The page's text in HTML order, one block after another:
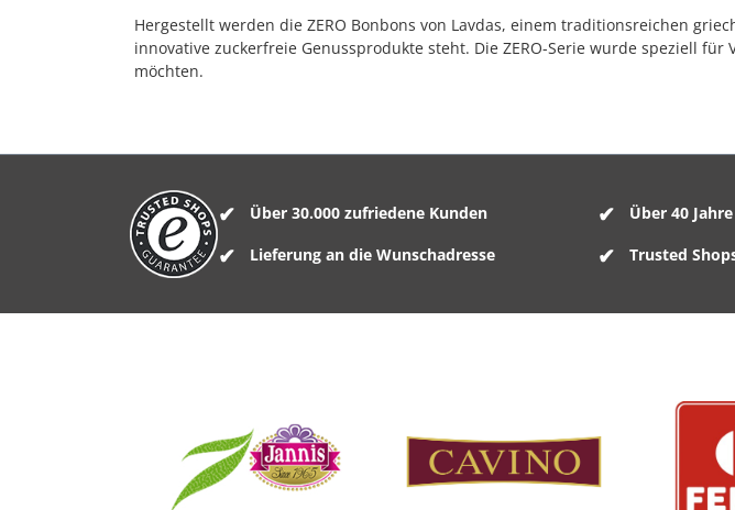
Hergestellt werden die ZERO Bonbons von Lavdas, einem traditionsreichen
innovative zuckerfreie Genussprodukte steht. Die ZERO-Serie wurde speziell
möchten.
Über 30.000 zufriedene Kunden Über 40
Lieferung an die Wunschadresse Trusted